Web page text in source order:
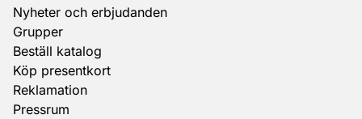
Nyheter och erbjudanden
Grupper
Beställ katalog
Köp presentkort
Reklamation
Pressrum